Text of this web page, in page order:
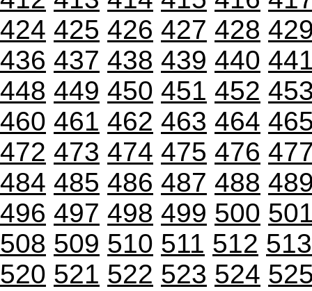
424 425 426 427 428
436 437 438 439 440
448 449 450 451 452
460 461 462 463 464
472 473 474 475 476
484 485 486 487 488
496 497 498 499 500
508 509 510 511 512 513
520 521 522 523 524